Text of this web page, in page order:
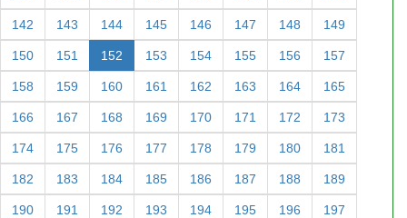
142 143 144 145 146 147 148 149
150 151 152 153 154 155 156 157
158 159 160 161 162 163 164 165
166 167 168 169 170 171 172 173
174 175 176 177 178 179 180 181
182 183 184 185 186 187 188 189
190 191 192 193 194 195 196 197